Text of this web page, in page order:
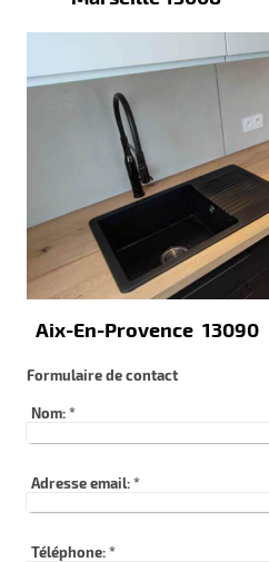
Aix-En-Provence 13090
Formulaire de contact
Nom: *
Adresse email: *
Téléphone: *